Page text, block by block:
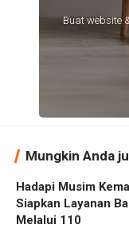
Buat website
Mungkin Anda
Hadapi Musim
Siapkan Layanan
Melalui 110